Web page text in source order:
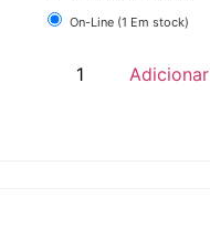
On-Line (1 Em stock)
Adicionar